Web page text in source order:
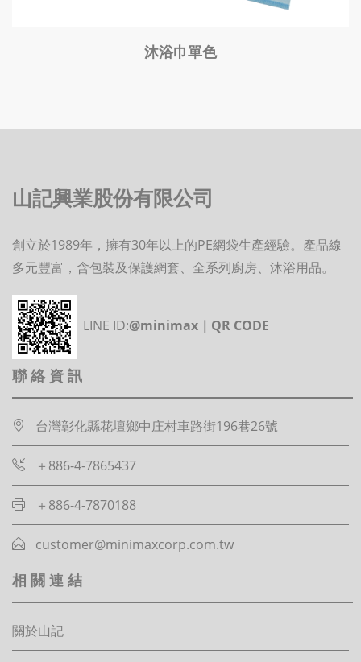
沐浴巾單色
山記興業股份有限公司
創立於1989年，擁有30年以上的PE網袋生產經驗。產品線
多元豐富，含包裝及保護網套、全系列廚房、沐浴用品。
LINE ID:@minimax｜QR CODE
聯絡資訊
台灣彰化縣花壇鄉中庄村車路街196巷26號
＋886-4-7865437
＋886-4-7870188
customer@minimaxcorp.com.tw
相關連結
關於山記